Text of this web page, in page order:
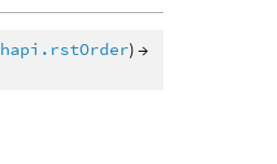
hapi.rstOrder) →